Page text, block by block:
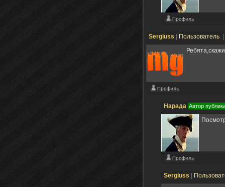
Sergiuss Пользователь
Нарада Автор
Sergiuss